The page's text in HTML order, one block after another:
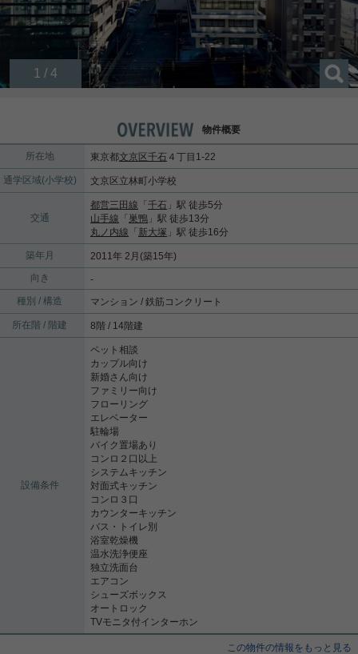
1 / 4
物件概要
所在地 東京都文京区千石 ４丁目1-22
通学区域(小学校) 文京区立林町小学校
交通
都営三田線 「 千石 」駅 徒歩5分
山手線 「 巣鴨 」駅 徒歩13分
丸ノ内線 「 新大塚 」駅 徒歩16分
築年月
2011年 2月(築15年)
向き
-
種別 / 構造
マンション / 鉄筋コンクリート
所在階 / 階建 8階 / 14階建
設備条件
ペット相談
カップル向け
新婚さん向け
ファミリー向け
フローリング
エレベーター
駐輪場
バイク置場あり
コンロ２口以上
システムキッチン
対面式キッチン
コンロ３口
カウンターキッチン
バス・トイレ別
浴室乾燥機
温水洗浄便座
独立洗面台
エアコン
シューズボックス
オートロック
TVモニタ付インターホン
この物件の情報をもっと見る